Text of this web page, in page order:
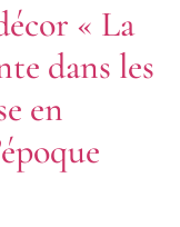
« La
dans les
en